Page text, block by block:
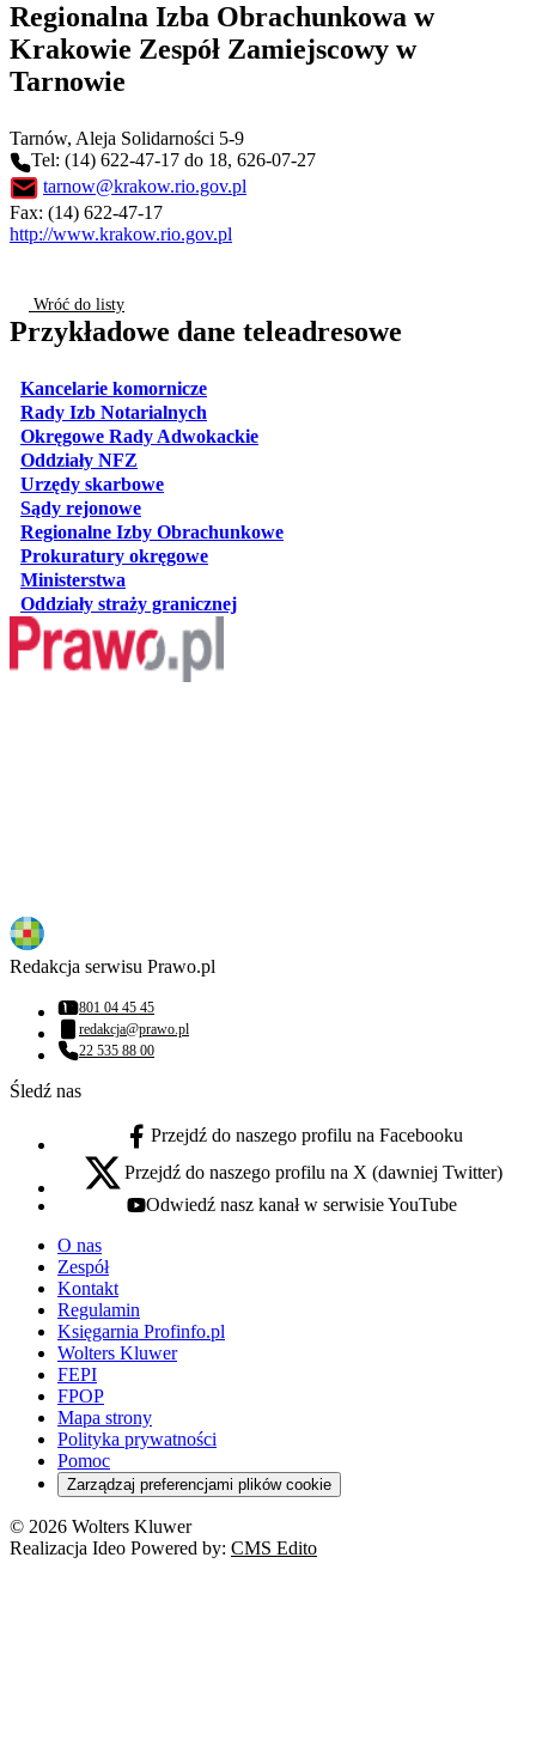
Regionalna Izba Obrachunkowa w
Krakowie Zespół Zamiejscowy w
Tarnowie
Tarnów, Aleja Solidarności 5-9
Tel: (14) 622-47-17 do 18, 626-07-27
tarnow@krakow.rio.gov.pl
Fax: (14) 622-47-17
http://www.krakow.rio.gov.pl
Wróć do listy
Przykładowe dane teleadresowe
Kancelarie komorniczeotwiera się w nowej karcie
Rady Izb Notarialnych
Okręgowe Rady Adwokackieotwiera się w nowej karcie
Oddziały NFZ
Urzędy skarboweotwiera się w nowej karcie
Sądy rejonoweotwiera się w nowej karcie
Regionalne Izby Obrachunkoweotwiera się w nowej karcie
Prokuratury okręgoweotwiera się w nowej karcie
Ministerstwa
Oddziały straży granicznejotwiera się w nowej karcie
Redakcja serwisu Prawo.pl
Numer telefonu:
801 04 45 45
Adres email:
redakcja@prawo.pl
Numer telefonu:
22 535 88 00
Śledź nas
facebook - otwiera się w nowej karcie
Przejdź do naszego profilu na Facebooku
x - otwiera się w nowej karcie
Przejdź do naszego profilu na X (dawniej Twitter)
youtube - otwiera się w nowej karcie
Odwiedź nasz kanał w serwisie YouTube
O nas
Zespół
Kontakt
Regulamin
Księgarnia Profinfo.pl
Wolters Kluwer
FEPI
FPOP
Mapa strony
Polityka prywatności
Pomoc
Zarządzaj preferencjami plików cookie
© 2026 Wolters Kluwer
Realizacja Ideo Powered by: CMS Edito